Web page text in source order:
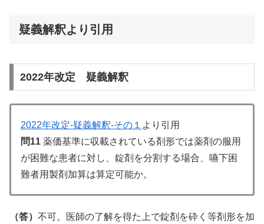
疑義解釈より引用
2022年改定 疑義解釈
2022年改定-疑義解釈-その１ より引用
問11 薬価基準に収載されている剤形では薬剤の服用
が困難な患者に対し、錠剤を分割する場合、嚥下困
難者用製剤加算は算定可能か。
（答） 不可。医師の了解を得た上で錠剤を砕く等剤形を加